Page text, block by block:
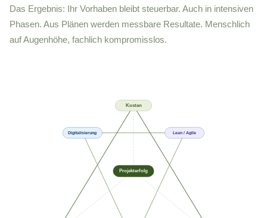
Projekterfolg
Kosten
Digitalisierung Lean / Agile
Das Ergebnis: Ihr Vorhaben bleibt steuerbar. Auch in intensiven
Phasen. Aus Plänen werden messbare Resultate. Menschlich
auf Augenhöhe, fachlich kompromisslos.